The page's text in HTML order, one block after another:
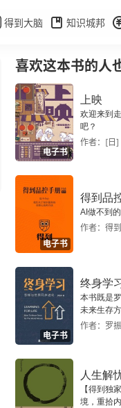
得到大脑 知识城邦
喜欢这本书的人
电子书
上映
欢迎来到
吧？
作者：[日]
电子书
得到品
AI做不到
作者：得
电子书
终身学
本书既是
未来生存
作者：罗
人生解
【得到独
境，重拾